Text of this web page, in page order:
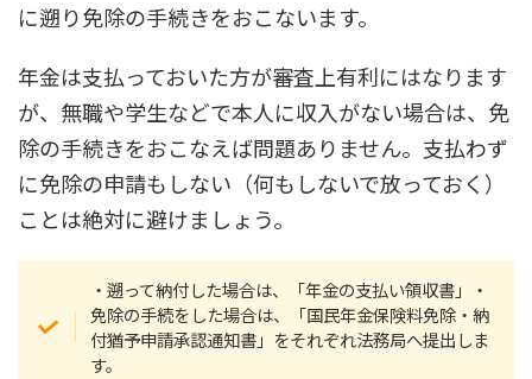
に遡り免除の手続きをおこないます。
年金は支払っておいた方が審査上有利にはなります
が、無職や学生などで本人に収入がない場合は、免
除の手続きをおこなえば問題ありません。支払わず
に免除の申請もしない（何もしないで放っておく）
ことは絶対に避けましょう。
・遡って納付した場合は、「年金の支払い領収書」・
免除の手続をした場合は、「国民年金保険料免除・納
付猶予申請承認通知書」をそれぞれ法務局へ提出しま
す。